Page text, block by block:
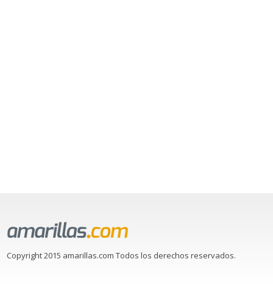
Copyright 2015 amarillas.com Todos los derechos reservados.